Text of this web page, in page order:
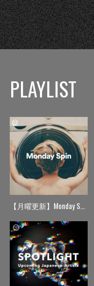
PLAYLIST
【月曜更新】Monday Spin